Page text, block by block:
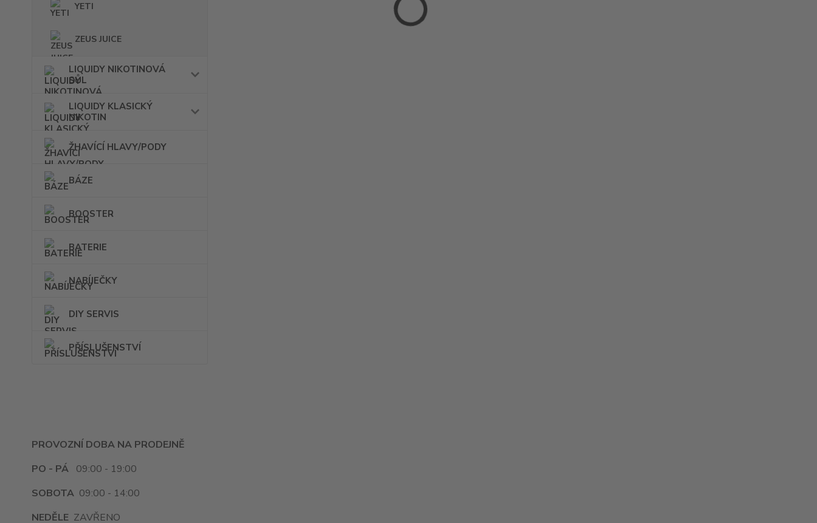
YETI
ZEUS JUICE
LIQUIDY NIKOTINOVÁ
SŮL
LIQUIDY KLASICKÝ
NIKOTIN
ŽHAVÍCÍ HLAVY/PODY
BÁZE
BOOSTER
BATERIE
NABÍJEČKY
DIY SERVIS
PŘÍSLUŠENSTVÍ
PROVOZNÍ DOBA NA PRODEJNĚ
PO - PÁ 09:00 - 19:00
SOBOTA 09:00 - 14:00
NEDĚLE ZAVŘENO